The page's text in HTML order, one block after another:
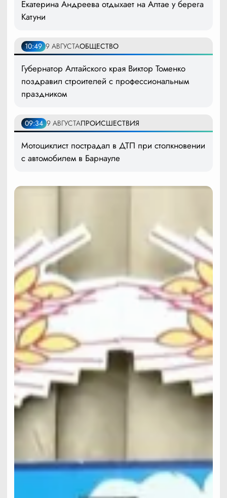
Екатерина Андреева отдыхает на Алтае у берега
Катуни
10:49 9 АВГУСТАОБЩЕСТВО
Губернатор Алтайского края Виктор Томенко
поздравил строителей с профессиональным
праздником
09:34 9 АВГУСТАПРОИСШЕСТВИЯ
Мотоциклист пострадал в ДТП при столкновении
с автомобилем в Барнауле